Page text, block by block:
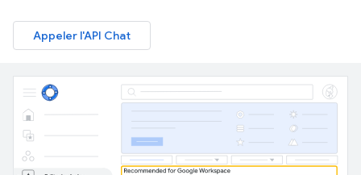
Appeler l'API Chat